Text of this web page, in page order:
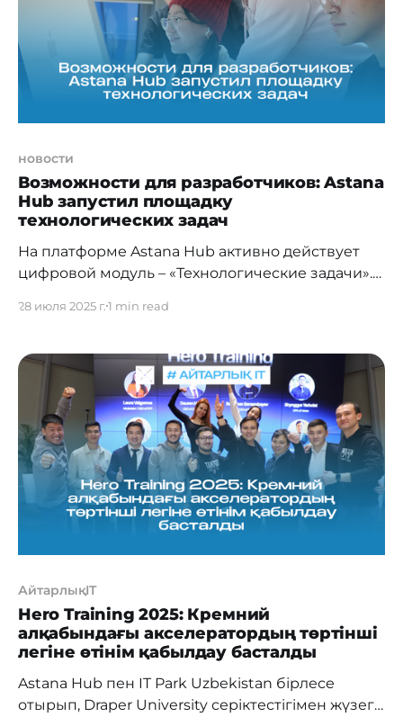
және Astana Hub Battle. «Digital
новости
Возможности для разработчиков: Astana
Hub запустил площадку
технологических задач
На платформе Astana Hub активно действует
цифровой модуль – «Технологические задачи».
заказчиками и исполнителями в сфере ИКТ, а
конструкторских работ (НИОКР). Компании,
недропользователи и государственные органы
могут размещать конкретные технологические
запросы, на которые требуются практические
решения. Исполнителями могут быть IT-
компании, стартапы, участники СЭЗ
28 июля 2025 г.1 min read
АйтарлықIT
Hero Training 2025: Кремний
алқабындағы акселератордың төртінші
легіне өтінім қабылдау басталды
Astana Hub пен IT Park Uzbekistan бірлесе
отырып, Draper University серіктестігімен жүзеге